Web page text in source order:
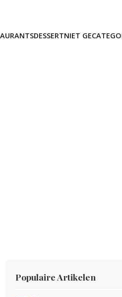
DESSERTNIET
Populaire Artikelen